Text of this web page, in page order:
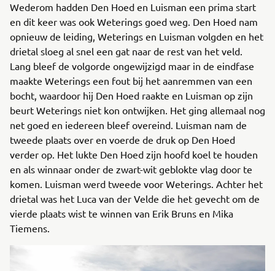
Wederom hadden Den Hoed en Luisman een prima start
en dit keer was ook Weterings goed weg. Den Hoed nam
opnieuw de leiding, Weterings en Luisman volgden en het
drietal sloeg al snel een gat naar de rest van het veld.
Lang bleef de volgorde ongewijzigd maar in de eindfase
maakte Weterings een fout bij het aanremmen van een
bocht, waardoor hij Den Hoed raakte en Luisman op zijn
beurt Weterings niet kon ontwijken. Het ging allemaal nog
net goed en iedereen bleef overeind. Luisman nam de
tweede plaats over en voerde de druk op Den Hoed
verder op. Het lukte Den Hoed zijn hoofd koel te houden
en als winnaar onder de zwart-wit geblokte vlag door te
komen. Luisman werd tweede voor Weterings. Achter het
drietal was het Luca van der Velde die het gevecht om de
vierde plaats wist te winnen van Erik Bruns en Mika
Tiemens.